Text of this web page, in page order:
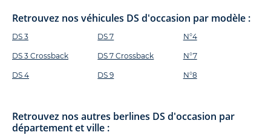
Retrouvez nos véhicules DS d'occasion par modèle :
DS 3
DS 3 Crossback
DS 4
DS 7
DS 7 Crossback
DS 9
N°4
N°7
N°8
Retrouvez nos autres berlines DS d'occasion par
département et ville :